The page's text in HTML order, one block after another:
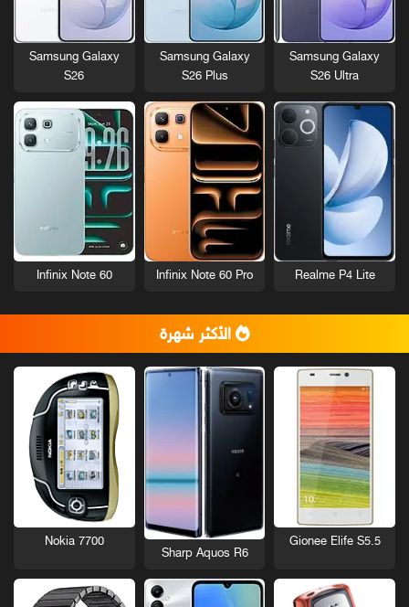
Samsung Galaxy
S26 Ultra
Samsung Galaxy
S26 Plus
Samsung Galaxy
S26
Realme P4 Lite
Infinix Note 60 Pro
Infinix Note 60
الأكثر شهرة
Gionee Elife S5.5
Sharp Aquos R6
Nokia 7700